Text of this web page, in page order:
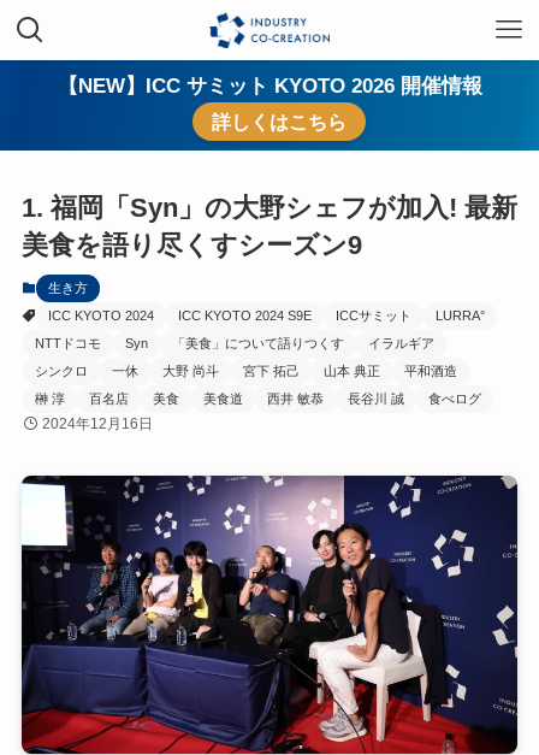
【NEW】ICC サミット KYOTO 2026 開催情報
詳しくはこちら
1. 福岡「Syn」の大野シェフが加入! 最新
美食を語り尽くすシーズン9
生き方
ICC KYOTO 2024
ICC KYOTO 2024 S9E ICCサミット
LURRA°
NTTドコモ
Syn 「美食」について語りつくす
イラルギア
シンクロ
一休 大野 尚斗 宮下 拓己 山本 典正
平和酒造
榊 淳
百名店 美食 美食道 西井 敏恭 長谷川 誠 食べログ
2024年12月16日